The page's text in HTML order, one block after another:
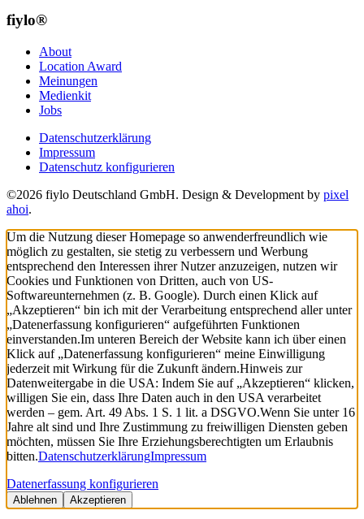
fiylo®
About
Location Award
Meinungen
Medienkit
Jobs
Datenschutzerklärung
Impressum
Datenschutz konfigurieren
©2026 fiylo Deutschland GmbH. Design & Development by pixel
ahoi.
Um die Nutzung dieser Homepage so anwenderfreundlich wie
möglich zu gestalten, sie stetig zu verbessern und Werbung
entsprechend den Interessen ihrer Nutzer anzuzeigen, nutzen wir
Cookies und Funktionen von Dritten, auch von US-
Softwareunternehmen (z. B. Google). Durch einen Klick auf
„Akzeptieren“ bin ich mit der Verarbeitung entsprechend aller unter
„Datenerfassung konfigurieren“ aufgeführten Funktionen
einverstanden.Im unteren Bereich der Website kann ich über einen
Klick auf „Datenerfassung konfigurieren“ meine Einwilligung
jederzeit mit Wirkung für die Zukunft ändern.Hinweis zur
Datenweitergabe in die USA: Indem Sie auf „Akzeptieren“ klicken,
willigen Sie ein, dass Ihre Daten auch in den USA verarbeitet
werden – gem. Art. 49 Abs. 1 S. 1 lit. a DSGVO.Wenn Sie unter 16
Jahre alt sind und Ihre Zustimmung zu freiwilligen Diensten geben
möchten, müssen Sie Ihre Erziehungsberechtigten um Erlaubnis
bitten.DatenschutzerklärungImpressum
Datenerfassung konfigurieren
Ablehnen Akzeptieren